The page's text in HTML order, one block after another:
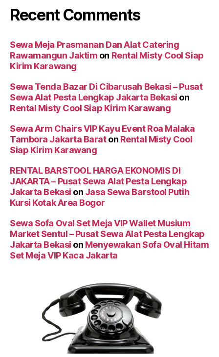
Recent Comments
Sewa Meja Prasmanan Dan Alat Catering
Rawamangun Jaktim on Rental Misty Cool Siap
Kirim Karawang
Sewa Tenda Bazar Di Cibarusah Bekasi – Pusat
Sewa Alat Pesta Lengkap Jakarta Bekasi on
Rental Misty Cool Siap Kirim Karawang
Sewa Arm Chairs VIP Kayu Event Roa Malaka
Tambora Jakarta Baraton Rental Misty Cool
Siap Kirim Karawang
RENTAL BARSTOOL HARGA EKONOMIS DI
JAKARTA – Pusat Sewa Alat Pesta Lengkap
Jakarta Bekasi on Jasa Sewa Barstool Putih
Kursi Kotak Area Bogor
Sewa Sofa Oval Set Meja VIP Wallet Musium
Market Sentul – Pusat Sewa Alat Pesta Lengkap
Jakarta Bekasi on Menyewakan Sofa Oval Hitam
Set Meja VIP Kaca Jakarta